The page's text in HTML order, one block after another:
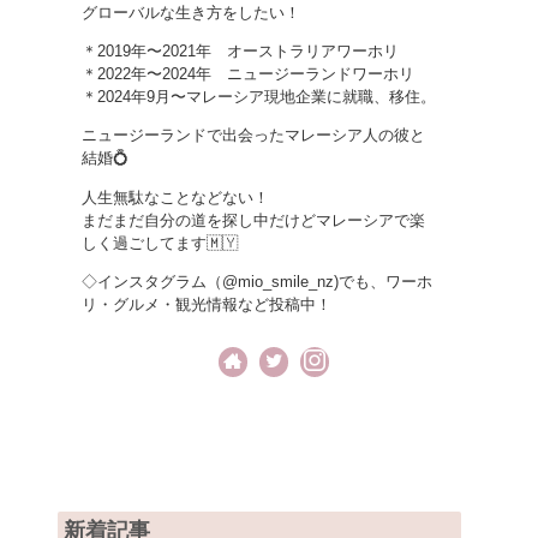
グローバルな生き方をしたい！
＊2019年〜2021年 オーストラリアワーホリ
＊2022年〜2024年 ニュージーランドワーホリ
＊2024年9月〜マレーシア現地企業に就職、移住。
ニュージーランドで出会ったマレーシア人の彼と
結婚💍
人生無駄なことなどない！
まだまだ自分の道を探し中だけどマレーシアで楽
しく過ごしてます🇲🇾
◇インスタグラム（@mio_smile_nz)でも、ワーホ
リ・グルメ・観光情報など投稿中！
新着記事